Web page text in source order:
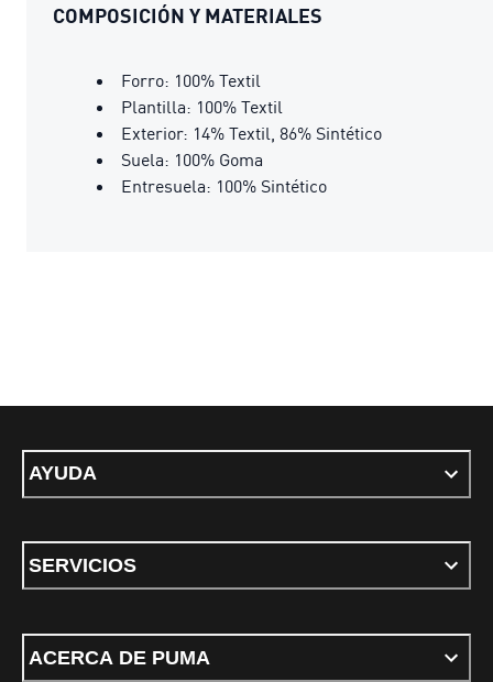
COMPOSICIÓN Y MATERIALES
Forro: 100% Textil
Plantilla: 100% Textil
Exterior: 14% Textil, 86% Sintético
Suela: 100% Goma
Entresuela: 100% Sintético
AYUDA
SERVICIOS
ACERCA DE PUMA